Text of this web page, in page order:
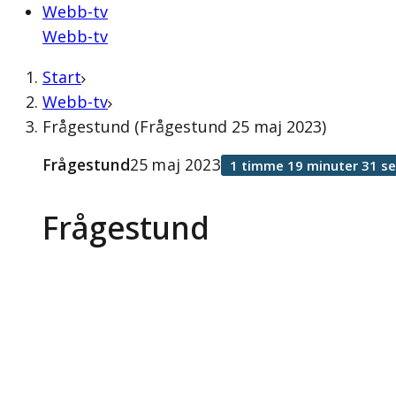
Webb-tv
Webb-tv
Start
Webb-tv
Frågestund (Frågestund 25 maj 2023)
Frågestund
Frågestund25 maj 2023 1 timme 19 minuter 31